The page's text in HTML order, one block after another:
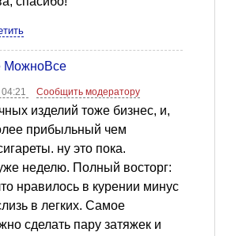
МожноВсе
Сообщить модератору
изделий тоже бизнес, и,
прибыльный чем
ну это пока.
неделю. Полный восторг:
нравилось в курении минус
в легких. Самое
сделать пару затяжек и